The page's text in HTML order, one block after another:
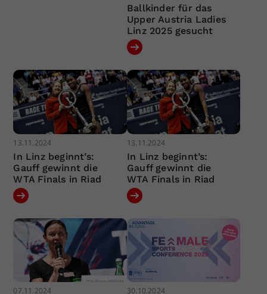
Ballkinder für das
Upper Austria Ladies
Linz 2025 gesucht
13.11.2024
In Linz beginnt’s:
Gauff gewinnt die
WTA Finals in Riad
13.11.2024
In Linz beginnt’s:
Gauff gewinnt die
WTA Finals in Riad
07.11.2024 30.10.2024